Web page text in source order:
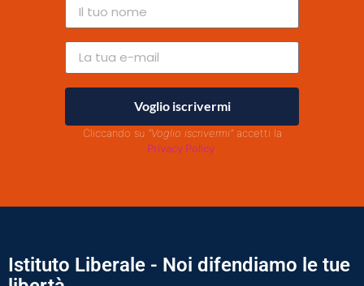
Voglio iscrivermi
Cliccando su "Voglio iscrivermi"accetti la
Privacy Policy
Istituto Liberale - Noi difendiamo le tue